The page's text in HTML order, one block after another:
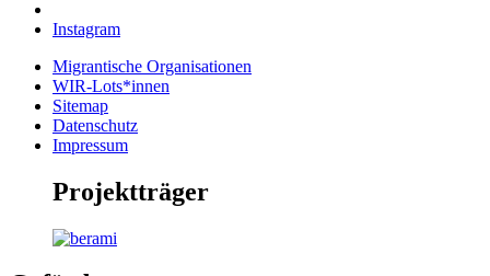
Instagram
Migrantische Organisationen
WIR-Lots*innen
Sitemap
Datenschutz
Impressum
Projektträger